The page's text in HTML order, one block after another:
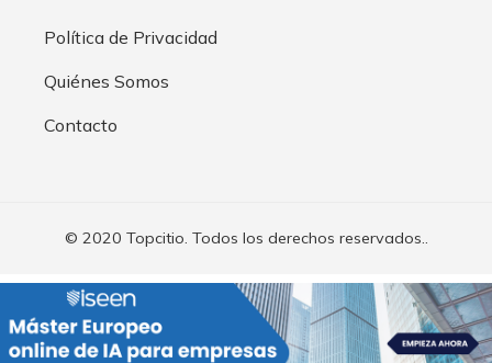
Política de Privacidad
Quiénes Somos
Contacto
© 2020 Topcitio. Todos los derechos reservados..